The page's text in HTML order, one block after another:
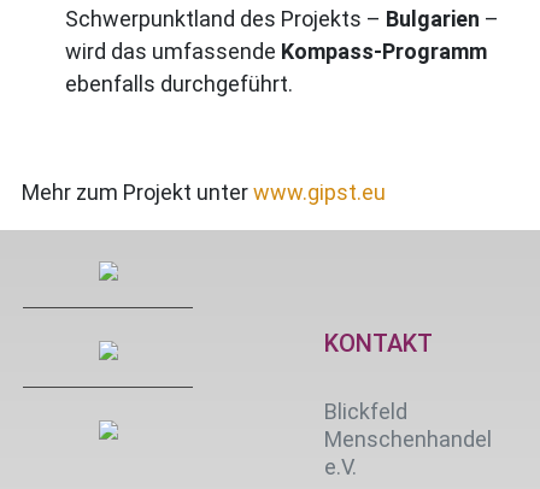
Schwerpunktland des Projekts – Bulgarien –
wird das umfassende Kompass-Programm
ebenfalls durchgeführt.
Mehr zum Projekt unterwww.gipst.eu
KONTAKT
Blickfeld
Menschenhandel
e.V.